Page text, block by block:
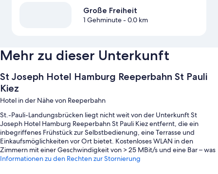
Große Freiheit
1 Gehminute- 0.0 km
Mehr zu dieser Unterkunft
St Joseph Hotel Hamburg Reeperbahn St Pauli
Kiez
Hotel in der Nähe von Reeperbahn
St.-Pauli-Landungsbrücken liegt nicht weit von der Unterkunft St
Joseph Hotel Hamburg Reeperbahn St Pauli Kiez entfernt, die ein
inbegriffenes Frühstück zur Selbstbedienung, eine Terrasse und
Einkaufsmöglichkeiten vor Ort bietet. Kostenloses WLAN in den
Zimmern mit einer Geschwindigkeit von > 25 MBit/s und eine Bar – was
mehr kannst du dir für deinen Aufenthalt wünschen?
Informationen zu den Rechten zur Stornierung